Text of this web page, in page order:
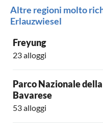
Altre regioni molto
Erlauzwiesel
Freyung
23 alloggi
Parco Nazionale
Bavarese
53 alloggi